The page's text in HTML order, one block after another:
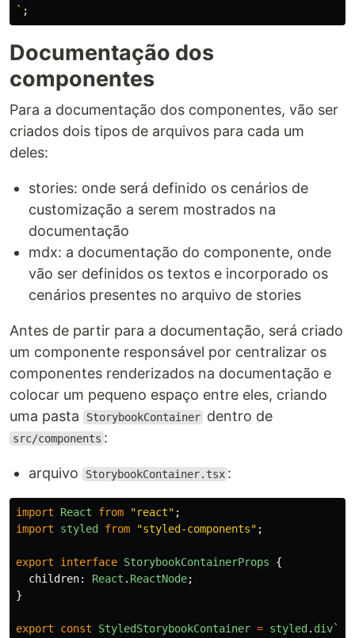
` ;
Documentação dos
componentes
Para a documentação dos componentes, vão ser
criados dois tipos de arquivos para cada um
deles:
stories: onde será definido os cenários de
customização a serem mostrados na
documentação
mdx: a documentação do componente, onde
vão ser definidos os textos e incorporado os
cenários presentes no arquivo de stories
Antes de partir para a documentação, será criado
um componente responsável por centralizar os
componentes renderizados na documentação e
colocar um pequeno espaço entre eles, criando
uma pasta
StorybookContainer dentro de
src/components :
arquivo StorybookContainer.tsx :
import React from "react" ;
import
styled from "styled-components" ;
export interface StorybookContainerProps
{
children: React . ReactNode;
}
export const StyledStorybookContainer = styled . div`